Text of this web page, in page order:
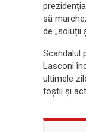
să
de „soluții
Scandalul
Lasconi
ultimele
foștii și